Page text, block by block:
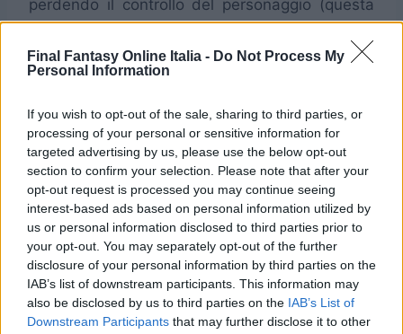
Final Fantasy Online Italia - Do Not Process My
Personal Information
If you wish to opt-out of the sale, sharing to third parties, or
processing of your personal or sensitive information for
targeted advertising by us, please use the below opt-out
section to confirm your selection. Please note that after your
opt-out request is processed you may continue seeing
interest-based ads based on personal information utilized by
us or personal information disclosed to third parties prior to
your opt-out. You may separately opt-out of the further
disclosure of your personal information by third parties on the
IAB’s list of downstream participants. This information may
also be disclosed by us to third parties on the IAB’s List of
Downstream Participants that may further disclose it to other
perdendo il controllo del personaggio (questa
mossa potrà essere utilizzata solo dopo un
certo punto del gioco). Ecco la lista delle
combinazioni con il cane:
NOME
TECNICA
DESCRIZIONE
LA SI
APPRENDE
DA
Angelo
Carica
Quando Rinoa viene
attaccata Angelo può
contrattaccare colpendo
un nemico
Base
Angelo
Angelo viene sparato da
Rinoa con la sua arma eBase